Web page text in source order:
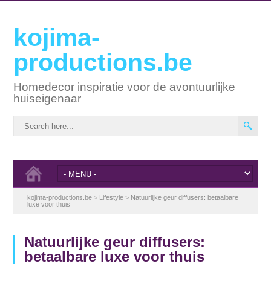
kojima-
productions.be
Homedecor inspiratie voor de avontuurlijke
huiseigenaar
kojima-productions.be > Lifestyle > Natuurlijke geur diffusers: betaalbare
luxe voor thuis
Natuurlijke geur diffusers:
betaalbare luxe voor thuis